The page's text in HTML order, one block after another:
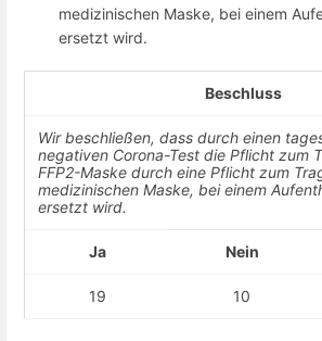
medizinischen Maske, bei einem
ersetzt wird.
Beschluss
Wir beschließen, dass durch einen
negativen Corona-Test die Pflicht zum
FFP2-Maske durch eine Pflicht zum
medizinischen Maske, bei einem
ersetzt wird.
Ja Nein
19 10